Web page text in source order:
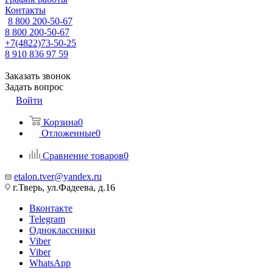
Контакты
8 800 200-50-67
8 800 200-50-67
+7(4822)73-50-25
8 910 836 97 59
Заказать звонок
Задать вопрос
Войти
Корзина0
Отложенные0
Сравнение товаров0
etalon.tver@yandex.ru
г.Тверь, ул.Фадеева, д.16
Вконтакте
Telegram
Одноклассники
Viber
Viber
WhatsApp